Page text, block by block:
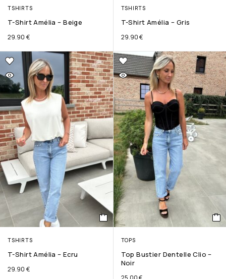
TSHIRTS
T-Shirt Amélia – Beige
29.90 €
TSHIRTS
T-Shirt Amélia – Gris
29.90€
TSHIRTS
T-Shirt Amélia – Ecru
29.90 €
TOPS
Top Bustier Dentelle Clio –
Noir